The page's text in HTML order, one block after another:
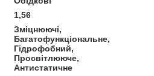
1,56
Зміцнюючі,
Багатофункціональне,
Гідрофобний,
Просвітлююче,
Антистатичне